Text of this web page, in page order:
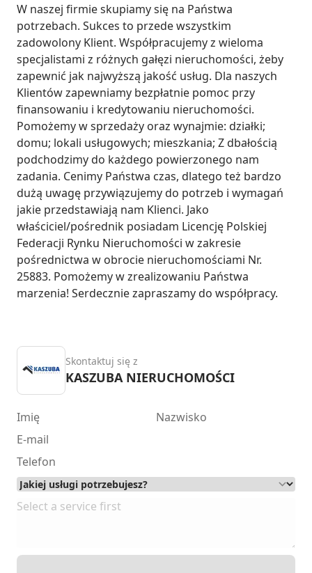
W naszej firmie skupiamy się na Państwa
potrzebach. Sukces to przede wszystkim
zadowolony Klient. Współpracujemy z wieloma
specjalistami z różnych gałęzi nieruchomości, żeby
zapewnić jak najwyższą jakość usług. Dla naszych
Klientów zapewniamy bezpłatnie pomoc przy
finansowaniu i kredytowaniu nieruchomości.
Pomożemy w sprzedaży oraz wynajmie: działki;
domu; lokali usługowych; mieszkania; Z dbałością
podchodzimy do każdego powierzonego nam
zadania. Cenimy Państwa czas, dlatego też bardzo
dużą uwagę przywiązujemy do potrzeb i wymagań
jakie przedstawiają nam Klienci. Jako
właściciel/pośrednik posiadam Licencję Polskiej
Federacji Rynku Nieruchomości w zakresie
pośrednictwa w obrocie nieruchomościami Nr.
25883. Pomożemy w zrealizowaniu Państwa
marzenia! Serdecznie zapraszamy do współpracy.
Skontaktuj się z
KASZUBA NIERUCHOMOŚCI